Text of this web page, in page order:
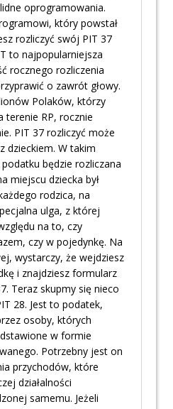
oprogramowania.
który powstał
rozliczyć swój PIT 37
to najpopularniejsza
rocznego rozliczenia
o zawrót głowy.
Polaków, którzy
terenie RP, rocznie
PIT 37 rozliczyć może
dzieckiem. W takim
będzie rozliczana
miejscu dziecka był
rodzica, na
ulga, z której
na to, czy
czy w pojedynkę. Na
wystarczy, że wejdziesz
i znajdziesz formularz
Teraz skupmy się nieco
28. Jest to podatek,
osoby, których
w formie
Potrzebny jest on
przychodów, które
działalności
samemu. Jeżeli